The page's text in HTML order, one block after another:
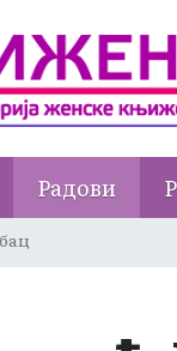
Радови